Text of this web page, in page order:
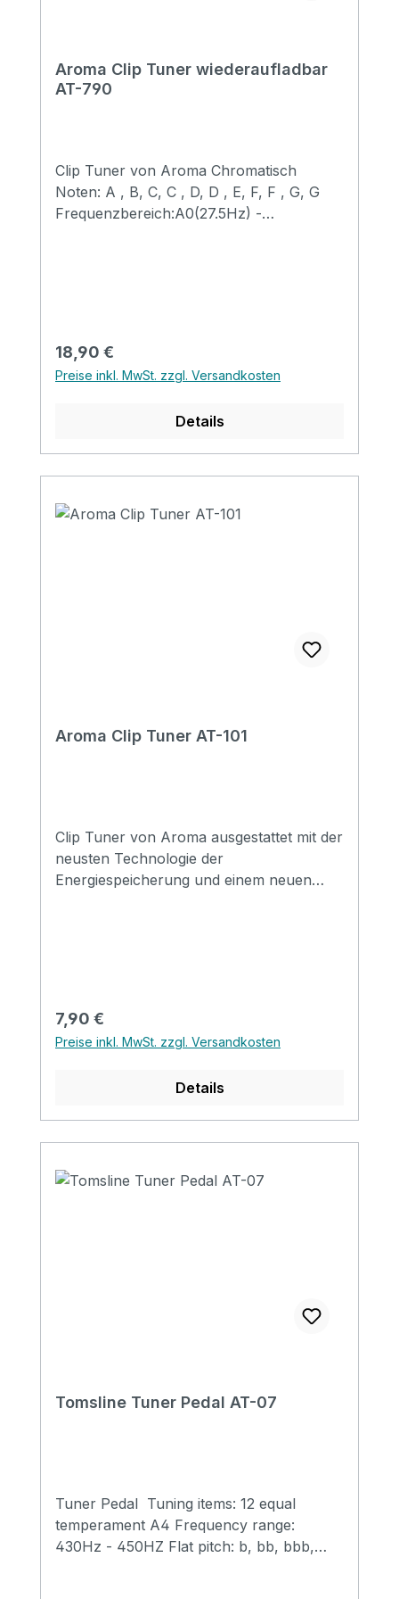
Aroma Clip Tuner wiederaufladbar
AT-790
Clip Tuner von Aroma Chromatisch
Noten: A , B, C, C , D, D , E, F, F , G, G
Frequenzbereich:A0(27.5Hz) -
der Oberfläche Drehbar um 360° für die
perfekte Sicht egal in welcher Position
Geeignet für: Gitarre, E-Gitarre, Bass,
75x30,4x27,5mm Gewicht: 1,8kg
Regulärer Preis:
18,90 €
Preise inkl. MwSt. zzgl. Versandkosten
Details
Aroma Clip Tuner AT-101
Clip Tuner von Aroma ausgestattet mit der
neusten Technologie der
Energiespeicherung und einem neuen
weiß: ungenau Intelligente
Stromsparfunktion: Wenn der Tuner nach
3min nicht benutzt wird, schaltet er sich
Regulärer Preis:
7,90 €
Preise inkl. MwSt. zzgl. Versandkosten
Details
Tomsline Tuner Pedal AT-07
Tuner Pedal Tuning items: 12 equal
temperament A4 Frequency range:
430Hz - 450HZ Flat pitch: b, bb, bbb,